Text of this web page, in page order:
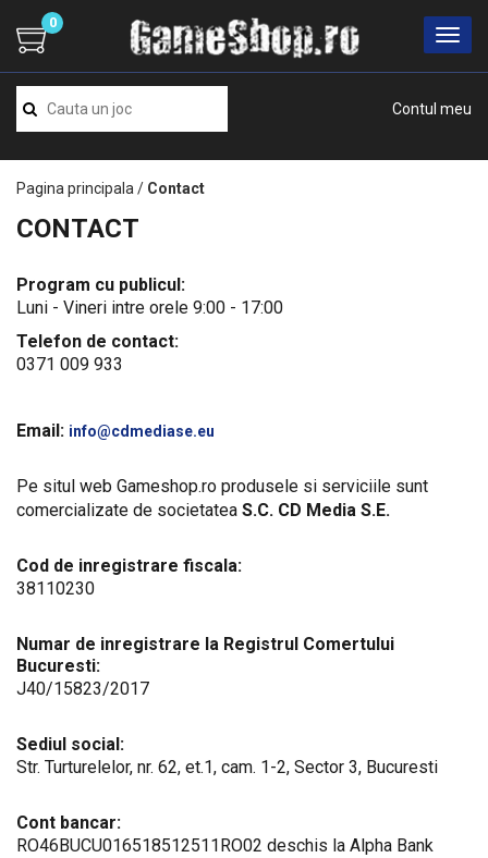
Contul meu
0
Pagina principala / Contact
CONTACT
Program cu publicul:
Luni - Vineri intre orele 9:00 - 17:00
Telefon de contact:
0371 009 933
Email: info@cdmediase.eu
Pe situl web Gameshop.ro produsele si serviciile sunt
comercializate de societatea S.C. CD Media S.E.
Cod de inregistrare fiscala:
38110230
Numar de inregistrare la Registrul Comertului
Bucuresti:
J40/15823/2017
Sediul social:
Str. Turturelelor, nr. 62, et.1, cam. 1-2, Sector 3, Bucuresti
Cont bancar:
RO46BUCU016518512511RO02 deschis la Alpha Bank